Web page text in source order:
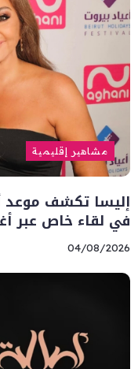
مشاهير إقليمية
إليسا تكشف موعد
في لقاء خاص عبر
04/08/2026